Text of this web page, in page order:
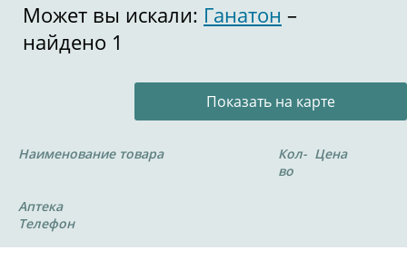
Может вы искали: Ганатон –
найдено 1
Показать на карте
Наименование товара
Кол-
во
Цена
Аптека
Телефон